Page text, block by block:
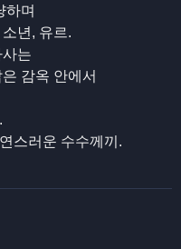
하며
년, 유르.
는
감옥 안에서
스러운 수수께끼.